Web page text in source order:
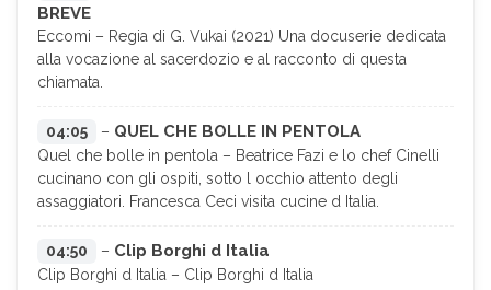
BREVE
Eccomi – Regia di G. Vukai (2021) Una docuserie dedicata
alla vocazione al sacerdozio e al racconto di questa
chiamata.
04:05 – QUEL CHE BOLLE IN PENTOLA
Quel che bolle in pentola – Beatrice Fazi e lo chef Cinelli
cucinano con gli ospiti, sotto l occhio attento degli
assaggiatori. Francesca Ceci visita cucine d Italia.
04:50 – Clip Borghi d Italia
Clip Borghi d Italia – Clip Borghi d Italia